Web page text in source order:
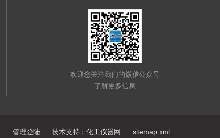
欢迎您关注我们的微信公众号
了解更多信息
管理登陆 技术支持： 化工仪器网 sitemap.xml